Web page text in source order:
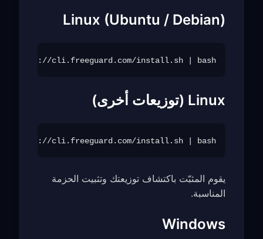
Linux (Ubuntu / Debian)
https://cli.freeguard.com/install.sh | bash
Linux (توزيعات أخرى)
https://cli.freeguard.com/install.sh | bash
يقوم المثبّت باكتشاف توزيعتك وتثبيت الحزمة
المناسبة.
Windows